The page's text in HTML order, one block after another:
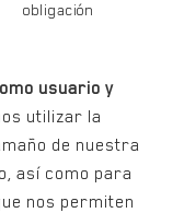
obligación
usuario y
utilizar la
de nuestra
así como para
nos permiten